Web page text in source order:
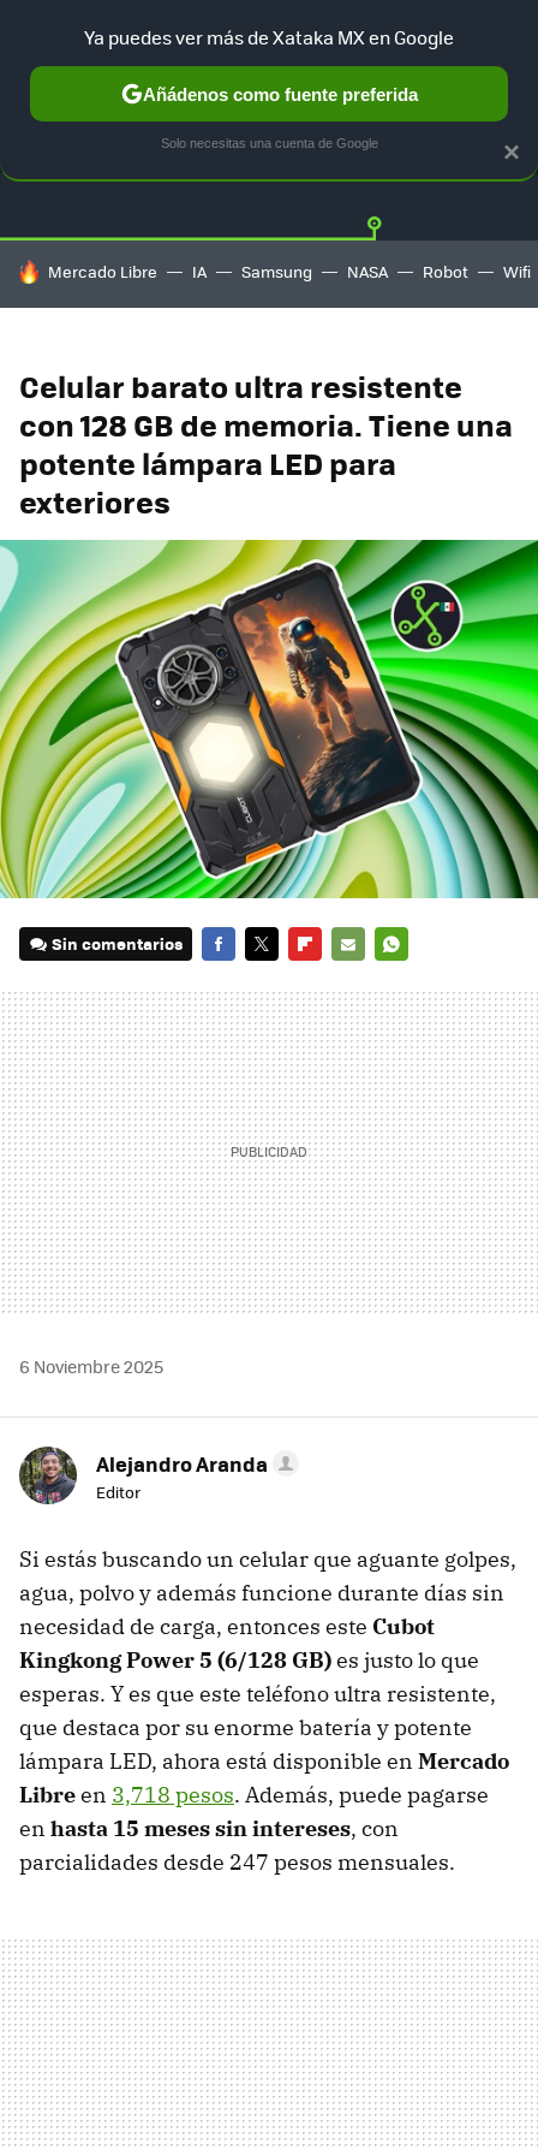
GUÍA DE COMPRAS MERCADO LIBRE
HOY SE HABLA DE
Mercado Libre IA Samsung NASA Robot Wifi
Celular barato ultra resistente
con 128 GB de memoria. Tiene una
potente lámpara LED para
exteriores
Sin comentarios
MAIL
6 Noviembre 2025
Alejandro Aranda
Editor
Si estás buscando un celular que aguante golpes,
agua, polvo y además funcione durante días sin
necesidad de carga, entonces este Cubot
Kingkong Power 5 (6/128 GB)es justo lo que
esperas. Y es que este teléfono ultra resistente,
que destaca por su enorme batería y potente
lámpara LED, ahora está disponible en Mercado
Libreen 3,718 pesos. Además, puede pagarse
en hasta 15 meses sin intereses, con
parcialidades desde 247 pesos mensuales.
×
Ya puedes ver más de Xataka MX en Google
Añádenos como fuente preferida
Solo necesitas una cuenta de Google